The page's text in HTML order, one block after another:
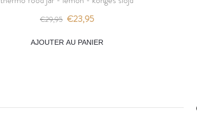
€29,95 €23,95
AJOUTER AU PANIER